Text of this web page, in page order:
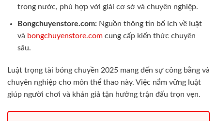
trong nước, phù hợp với giải cơ sở và chuyên nghiệp.
Bongchuyenstore.com:Nguồn thông tin bổ ích về luật
và bongchuyenstore.comcung cấp kiến thức chuyên
sâu.
Luật trọng tài bóng chuyền 2025 mang đến sự công bằng và
chuyên nghiệp cho môn thể thao này. Việc nắm vững luật
giúp người chơi và khán giả tận hưởng trận đấu trọn vẹn.